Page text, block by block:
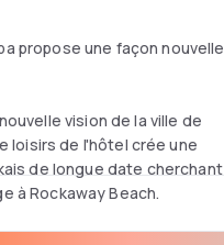
propose une façon nouvelle
vision de la ville de
loisirs de l'hôtel crée une
de longue date cherchant
à Rockaway Beach.